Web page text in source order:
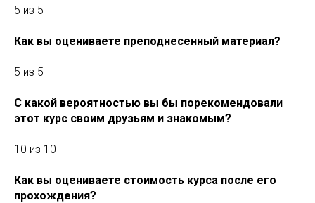
5 из 5
Как вы оцениваете преподнесенный материал?
5 из 5
С какой вероятностью вы бы порекомендовали
этот курс своим друзьям и знакомым?
10 из 10
Как вы оцениваете стоимость курса после его
прохождения?